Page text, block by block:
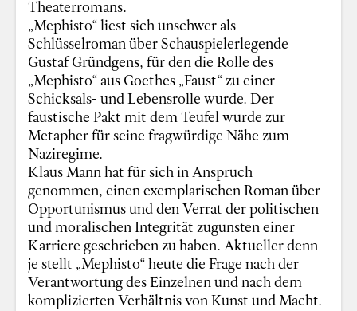
Theaterromans.
„Mephisto“ liest sich unschwer als
Schlüsselroman über Schauspielerlegende
Gustaf Gründgens, für den die Rolle des
„Mephisto“ aus Goethes „Faust“ zu einer
Schicksals- und Lebensrolle wurde. Der
faustische Pakt mit dem Teufel wurde zur
Metapher für seine fragwürdige Nähe zum
Naziregime.
Klaus Mann hat für sich in Anspruch
genommen, einen exemplarischen Roman über
Opportunismus und den Verrat der politischen
und moralischen Integrität zugunsten einer
Karriere geschrieben zu haben. Aktueller denn
je stellt „Mephisto“ heute die Frage nach der
Verantwortung des Einzelnen und nach dem
komplizierten Verhältnis von Kunst und Macht.